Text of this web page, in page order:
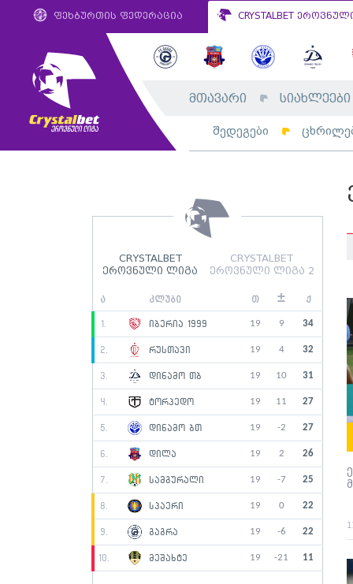
ფეხბურთის ფედერაცია CRYSTALBET
მთავარი სიახლეები
შედეგები
CRYSTALBET
ეროვნული ლიგა
CRYSTALBET
ეროვნული ლიგა 2
ა კლუბი თ ± ქ
1. იბერია 1999 19 9 34
2. რუსთავი 19 4 32
3. დინამო თბ 19 10 31
4. ტორპედო 19 11 27
5. დინამო ბთ 19 -2 27
6. დილა 19 2 26
7. სამგურალი 19 -7 25
8. სპაერი 19 0 22
9. გაგრა 19 -6 22
10. მეშახტე 19 -21 11